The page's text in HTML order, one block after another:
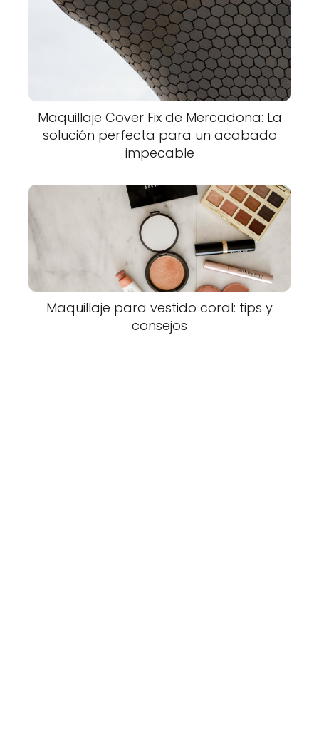
Maquillaje Cover Fix de Mercadona: La
solución perfecta para un acabado
impecable
Maquillaje para vestido coral: tips y
consejos